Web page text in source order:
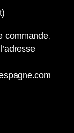
commande,